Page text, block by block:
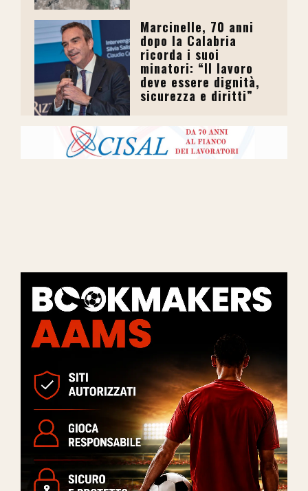
Marcinelle, 70 anni
dopo la Calabria
ricorda i suoi
minatori: “Il lavoro
deve essere dignità,
sicurezza e diritti”